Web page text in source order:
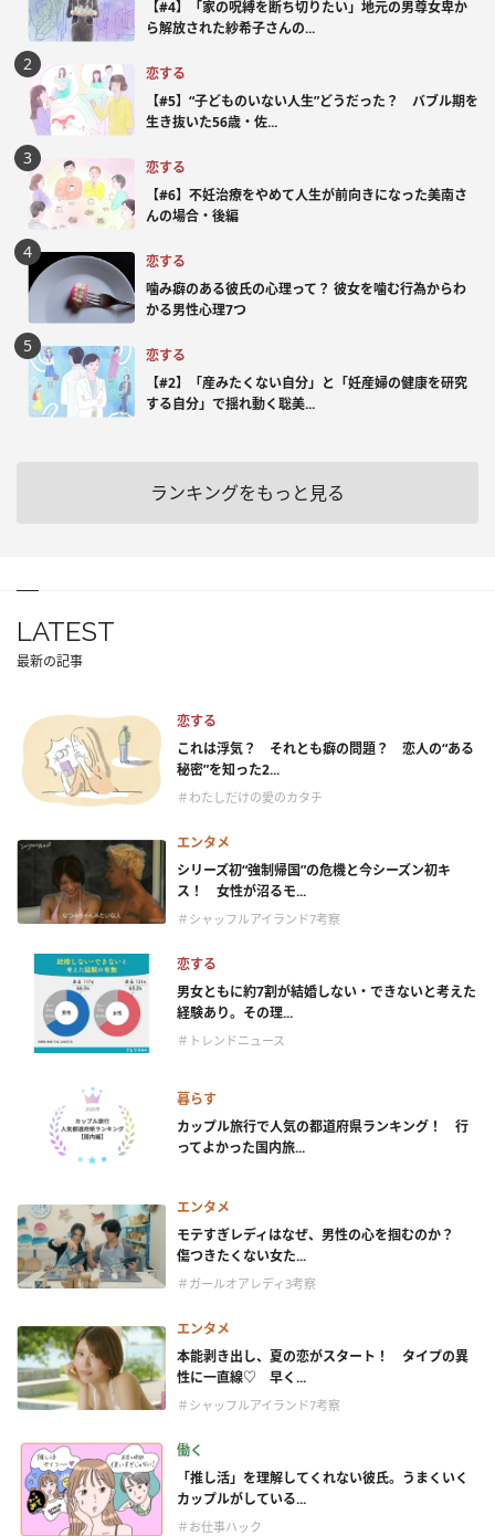
【#4】「家の呪縛を断ち切りたい」地元の男尊女卑か
ら解放された紗希子さんの...
恋する
【#5】“子どものいない人生”どうだった？ バブル期を
生き抜いた56歳・佐...
恋する
【#6】不妊治療をやめて人生が前向きになった美南さ
んの場合・後編
恋する
噛み癖のある彼氏の心理って？ 彼女を噛む行為からわ
かる男性心理7つ
恋する
【#2】「産みたくない自分」と「妊産婦の健康を研究
する自分」で揺れ動く聡美...
ランキングをもっと見る
LATEST
最新の記事
恋する
これは浮気？ それとも癖の問題？ 恋人の“ある
秘密”を知った2...
＃わたしだけの愛のカタチ
エンタメ
シリーズ初“強制帰国”の危機と今シーズン初キ
ス！ 女性が沼るモ...
＃シャッフルアイランド7考察
恋する
男女ともに約7割が結婚しない・できないと考えた
経験あり。その理...
＃トレンドニュース
暮らす
カップル旅行で人気の都道府県ランキング！ 行
ってよかった国内旅...
エンタメ
モテすぎレディはなぜ、男性の心を掴むのか？
傷つきたくない女た...
＃ガールオアレディ3考察
エンタメ
本能剥き出し、夏の恋がスタート！ タイプの異
性に一直線♡ 早く...
＃シャッフルアイランド7考察
働く
「推し活」を理解してくれない彼氏。うまくいく
カップルがしている...
＃お仕事ハック